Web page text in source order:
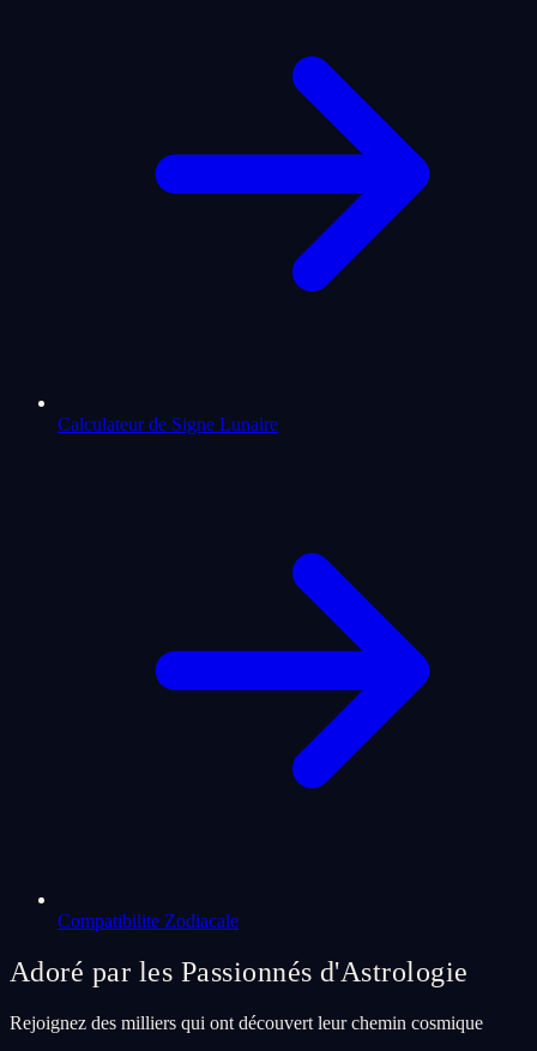
Calculateur de Signe Lunaire
Compatibilite Zodiacale
Adoré par les Passionnés d'Astrologie
Rejoignez des milliers qui ont découvert leur chemin cosmique